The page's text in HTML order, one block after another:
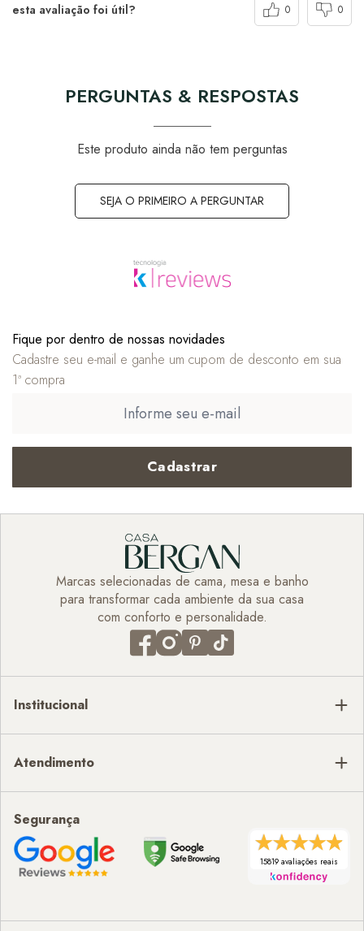
esta avaliação foi útil? 0 0
PERGUNTAS & RESPOSTAS
Este produto ainda não tem perguntas
SEJA O PRIMEIRO A PERGUNTAR
Fique por dentro de nossas novidades
Cadastre seu e-mail e ganhe um cupom de desconto em sua
1ª compra
Cadastrar
Marcas selecionadas de cama, mesa e banho
para transformar cada ambiente da sua casa
com conforto e personalidade.
Institucional
Atendimento
Segurança
15819 avaliações reais